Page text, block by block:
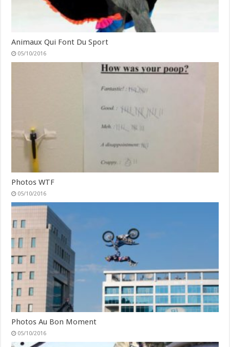
Animaux Qui Font Du Sport
05/10/2016
Photos WTF
05/10/2016
Photos Au Bon Moment
05/10/2016